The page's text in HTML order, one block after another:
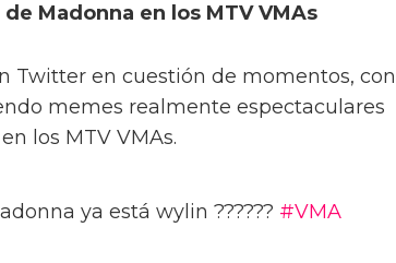
Madonna en los MTV VMAs
Twitter en cuestión de momentos, con
memes realmente espectaculares
los MTV VMAs.
ya está wylin ?????? #VMA